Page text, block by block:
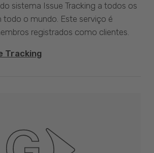
sistema Issue Tracking a todos os
todo o mundo. Este serviço é
registrados como clientes.
Tracking